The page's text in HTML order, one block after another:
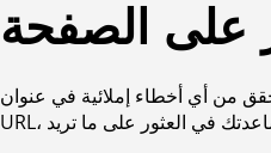
على الصفحة
من أي أخطاء إملائية في عنوان